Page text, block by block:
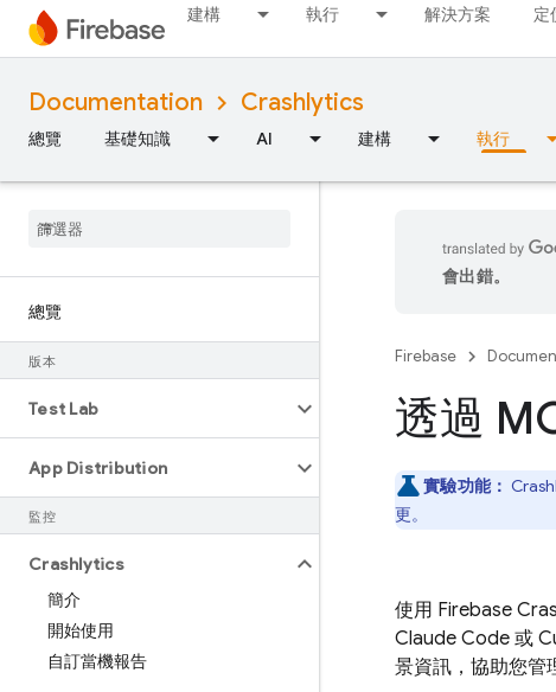
建構 執行 解決方案 定
Documentation Crashlytics
總覽 基礎知識 AI 建構 執行
總覽
版本
Test Lab
App Distribution
監控
Crashlytics
簡介
開始使用
自訂當機報告
會出錯。
Firebase
透過
實驗功能：
更。
使用 Firebase
Claude Code 或
景資訊，協助您管